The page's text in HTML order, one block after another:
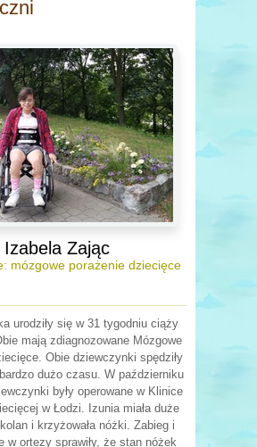
Izabela Zając
mózgowe porażenie dziecięce
urodziły się w 31 tygodniu ciąży
mają zdiagnozowane Mózgowe
Obie dziewczynki spędziły
dużo czasu. W październiku
były operowane w Klinice
w Łodzi. Izunia miała duże
i krzyżowała nóżki. Zabieg i
w ortezy sprawiły, że stan nóżek